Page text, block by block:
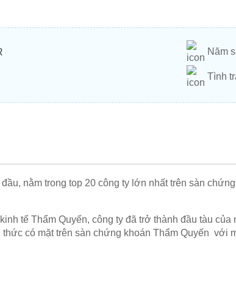
Năm
Tình
nằm trong top 20 công ty lớn nhất trên sàn
tế Thẩm Quyến, công ty đã trở thành đầu tàu
có mặt trên sàn chứng khoán Thẩm Quyến với